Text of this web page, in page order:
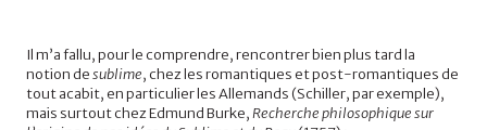
Il m’a fallu, pour le comprendre, rencontrer bien plus tard la
notion desublime, chez les romantiques et post-romantiques de
tout acabit, en particulier les Allemands (Schiller, par exemple),
mais surtout chez Edmund Burke,Recherche philosophique sur